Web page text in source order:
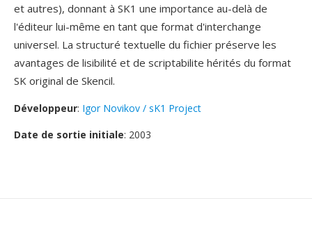
et autres), donnant à SK1 une importance au-delà de
l'éditeur lui-même en tant que format d'interchange
universel. La structuré textuelle du fichier préserve les
avantages de lisibilité et de scriptabilite hérités du format
SK original de Skencil.
Développeur: Igor Novikov / sK1 Project
Date de sortie initiale: 2003